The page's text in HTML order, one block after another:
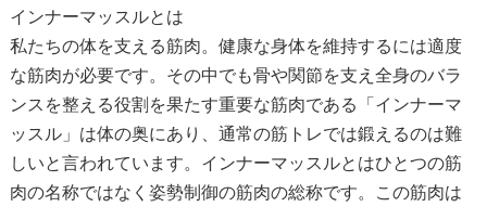
インナーマッスルとは
私たちの体を支える筋肉。健康な身体を維持するには適度
な筋肉が必要です。その中でも骨や関節を支え全身のバラ
ンスを整える役割を果たす重要な筋肉である「インナーマ
ッスル」は体の奥にあり、通常の筋トレでは鍛えるのは難
しいと言われています。インナーマッスルとはひとつの筋
肉の名称ではなく姿勢制御の筋肉の総称です。この筋肉は